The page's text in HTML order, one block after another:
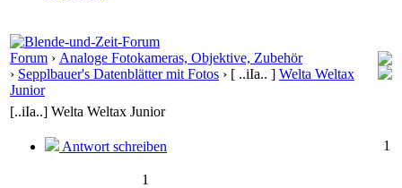
Forum › Analoge Fotokameras, Objektive, Zubehör
› Sepplbauer's Datenblätter mit Fotos › [ ..iIa.. ] Welta Weltax
Junior
[..iIa..] Welta Weltax Junior
Antwort schreiben 1
1